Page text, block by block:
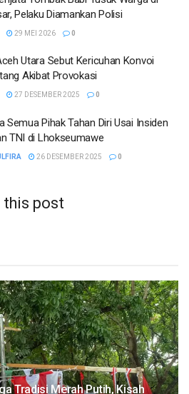
Pelaku Diamankan Polisi
29 MEI 2026 0
Utara Sebut Kericuhan Konvoi
Akibat Provokasi
27 DESEMBER 2025 0
Semua Pihak Tahan Diri Usai Insiden
TNI di Lhokseumawe
26 DESEMBER 2025 0
this post
Tradisi Merah Putih, Kisah